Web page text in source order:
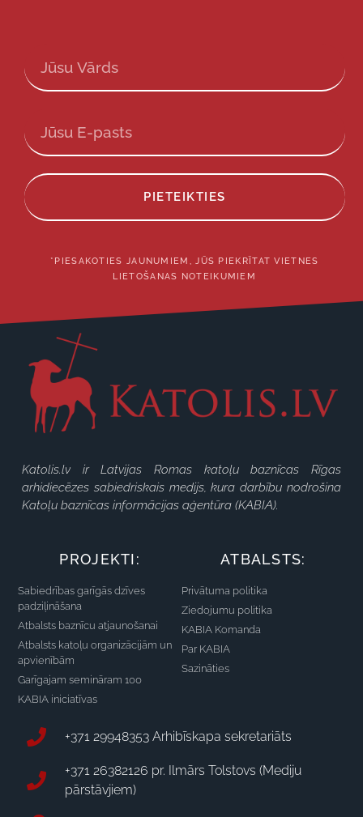
PIETEIKTIES
*PIESAKOTIES JAUNUMIEM, JŪS PIEKRĪTAT VIETNES
LIETOŠANAS NOTEIKUMIEM
Katolis.lv ir Latvijas Romas katoļu baznīcas Rīgas
arhidiecēzes sabiedriskais medijs, kura darbību nodrošina
Katoļu baznīcas informācijas aģentūra (KABIA).
PROJEKTI:
Sabiedrības garīgās dzīves
padziļināšana
Atbalsts baznīcu atjaunošanai
Atbalsts katoļu organizācijām un
apvienībām
Garīgajam semināram 100
KABIA iniciatīvas
ATBALSTS:
Privātuma politika
Ziedojumu politika
KABIA Komanda
Par KABIA
Sazināties
+371 29948353 Arhibīskapa sekretariāts
+371 26382126 pr. Ilmārs Tolstovs (Mediju
pārstāvjiem)